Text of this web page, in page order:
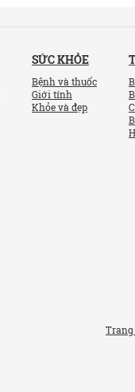
SỨC KHỎE
Bệnh và thuốc
Giới tính
Khỏe và đẹp